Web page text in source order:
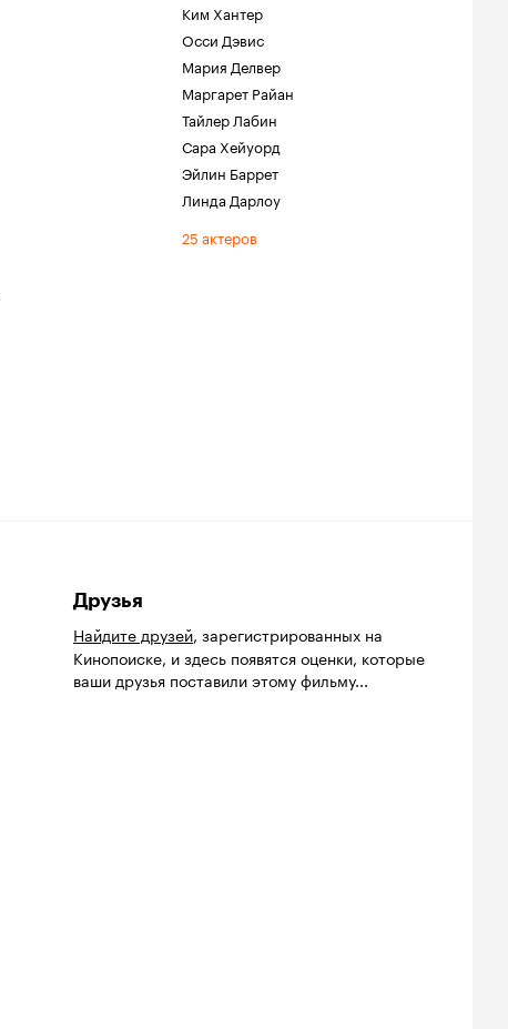
Ким Хантер
Осси Дэвис
Мария Делвер
Маргарет Райан
Тайлер Лабин
Сара Хейуорд
Эйлин Баррет
Линда Дарлоу
25 актеров
Друзья
Найдите друзей, зарегистрированных на
Кинопоиске, и здесь появятся оценки, которые
ваши друзья поставили этому фильму...